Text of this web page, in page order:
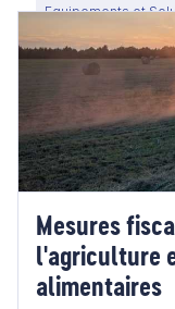
Equipements et
Mesures
l'agriculture
alimentaires